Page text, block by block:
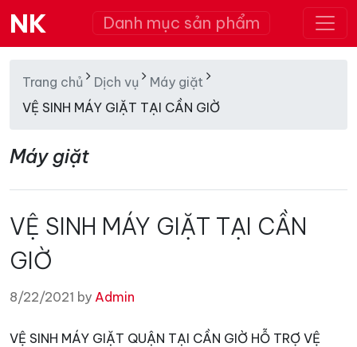
NK Danh mục sản phẩm
Trang chủ Dịch vụ
Máy giặt
VỆ SINH MÁY GIẶT TẠI CẦN GIỜ
Máy giặt
VỆ SINH MÁY GIẶT TẠI CẦN
GIỜ
8/22/2021 by Admin
VỆ SINH MÁY GIẶT QUẬN TẠI CẦN GIỜ HỖ TRỢ VỆ